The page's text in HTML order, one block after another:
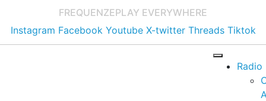
FREQUENZEPLAY EVERYWHERE
Instagram Facebook Youtube X-twitter Threads Tiktok
Radio